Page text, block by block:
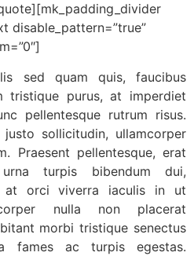
disable_pattern=”true”
sed quam quis, faucibus
tristique purus, at imperdiet
pellentesque rutrum risus.
sollicitudin, ullamcorper
Praesent pellentesque, erat
turpis bibendum dui,
at orci viverra iaculis in ut
nulla non placerat
morbi tristique senectus
fames ac turpis egestas.